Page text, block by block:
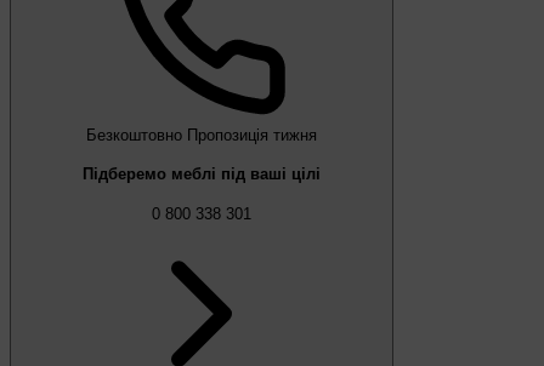
Безкоштовно Пропозиція тижня
Підберемо меблі під ваші цілі
0 800 338 301